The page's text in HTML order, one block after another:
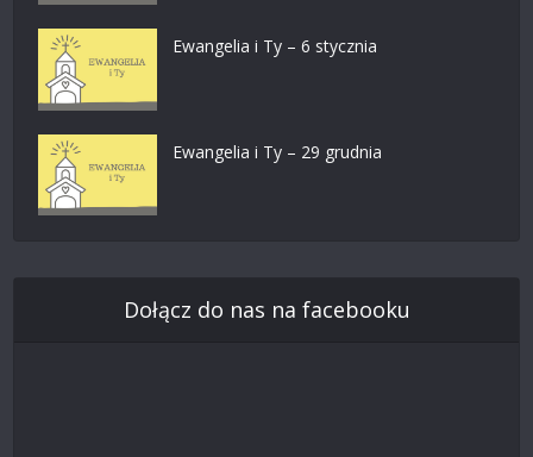
Ewangelia i Ty – 6 stycznia
Ewangelia i Ty – 29 grudnia
Dołącz do nas na facebooku